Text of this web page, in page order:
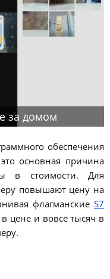
за домом
обеспечения
основная причина
в стоимости. Для
повышают цену на
флагманские S7
цене и вовсе тысяч в